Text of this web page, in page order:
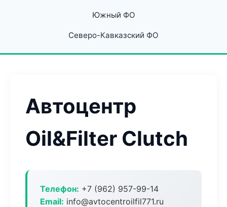
Южный ФО
Северо-Кавказский ФО
Автоцентр
Oil&Filter Clutch
Телефон: +7 (962) 957-99-14
Email: info@avtocentroilfil771.ru